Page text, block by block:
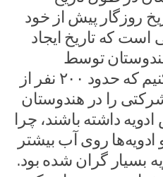
روزگار پیش از خود
است که تاریخ ایجاد
توسط
انگلیسی‌ها را مطالعه کنیم که حدود ۲۰۰ نفر از
را در هندوستان
داشته باشند، چرا
ادویه‌ها روی آب بیشتر
بسیار گران شده بود.